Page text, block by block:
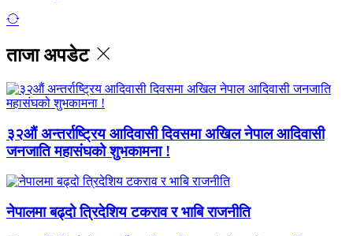
ताजा अपडेट
३२औं अन्तर्राष्ट्रिय आदिवासी दिवसमा अखिल नेपाल आदिवासी
जनजाति महासंघको शुभकामना !
नेपालमा बढ्दो त्रिदेशिय टकराव र भाबि राजनीति